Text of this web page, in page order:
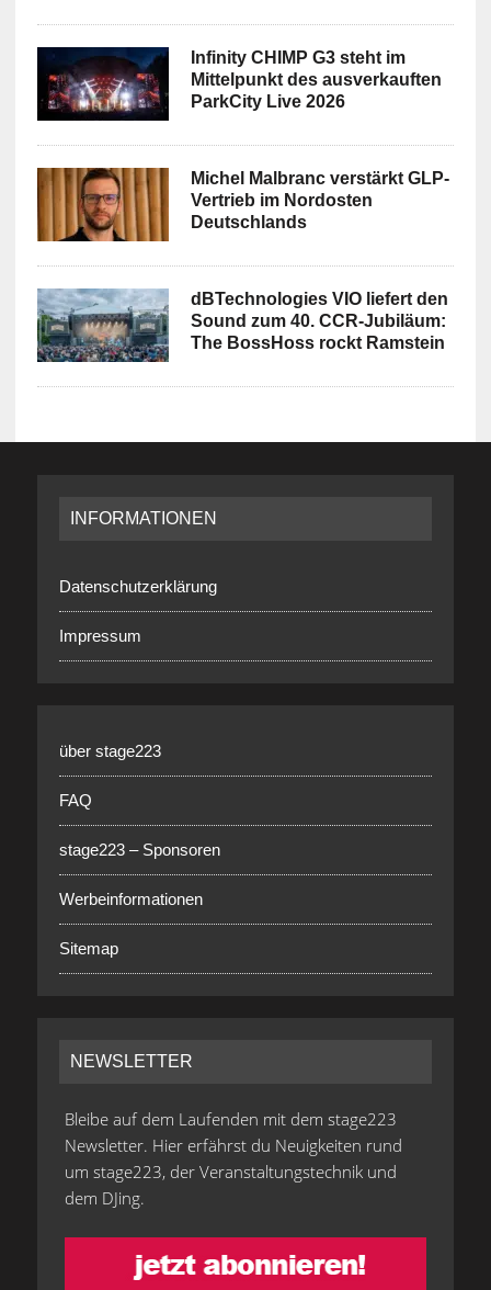
Infinity CHIMP G3 steht im
Mittelpunkt des ausverkauften
ParkCity Live 2026
Michel Malbranc verstärkt GLP-
Vertrieb im Nordosten
Deutschlands
dBTechnologies VIO liefert den
Sound zum 40. CCR-Jubiläum:
The BossHoss rockt Ramstein
INFORMATIONEN
Datenschutzerklärung
Impressum
über stage223
FAQ
stage223 – Sponsoren
Werbeinformationen
Sitemap
NEWSLETTER
Bleibe auf dem Laufenden mit dem stage223
Newsletter. Hier erfährst du Neuigkeiten rund
um stage223, der Veranstaltungstechnik und
dem DJing.